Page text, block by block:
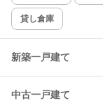
該当件数:
貸し倉庫
新築一戸建て
中古一戸建て